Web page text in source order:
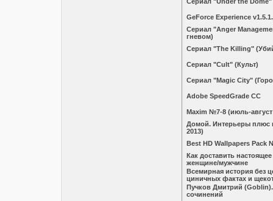
GeForce Experience
Сериал "Anger
гневом)
Сериал "The Killing"
Сериал "Cult" (Культ)
Сериал "Magic City"
Adobe SpeedGrade CC
Maxim №7-8 (июль-август
Домой. Интерьeры плюс
2013)
Best HD Wallpapers Pack
Как доставить
женщине/мужчине
Всемирная история без
циничных фактах и
Пучков Дмитрий
сочинений